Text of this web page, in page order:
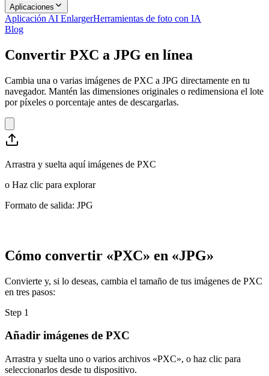
Aplicaciones
Aplicación AI EnlargerHerramientas de foto con IA
Blog
Convertir PXC a JPG en línea
Cambia una o varias imágenes de PXC a JPG directamente en tu
navegador. Mantén las dimensiones originales o redimensiona el lote
por píxeles o porcentaje antes de descargarlas.
Arrastra y suelta aquí imágenes de PXC
o Haz clic para explorar
Formato de salida: JPG
Cómo convertir «PXC» en «JPG»
Convierte y, si lo deseas, cambia el tamaño de tus imágenes de PXC
en tres pasos:
Step 1
Añadir imágenes de PXC
Arrastra y suelta uno o varios archivos «PXC», o haz clic para
seleccionarlos desde tu dispositivo.